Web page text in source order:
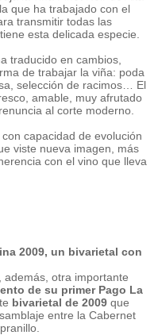
que ha trabajado con el
transmitir todas las
esta delicada especie.
traducido en cambios,
de trabajar la viña: poda
selección de racimos… El
amable, muy afrutado
al corte moderno.
capacidad de evolución
viste nueva imagen, más
con el vino que lleva
2009, un bivarietal con
además, otra importante
de su primer Pago La
bivarietal de 2009 que
entre la Cabernet